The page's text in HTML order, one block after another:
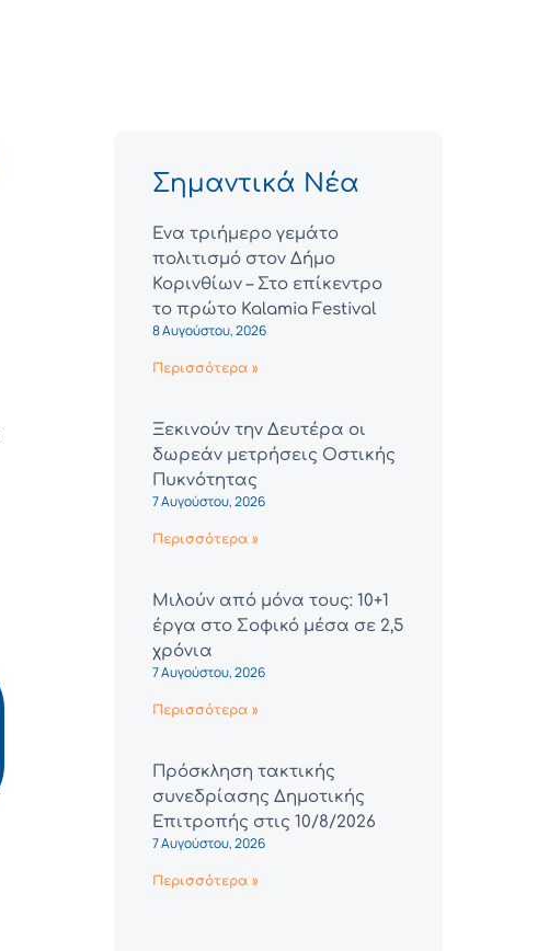
Σημαντικά Νέα
Ένα τριήμερο γεμάτο
πολιτισμό στον Δήμο
Κορινθίων – Στο επίκεντρο
το πρώτο Kalamia Festival
8 Αυγούστου, 2026
Περισσότερα »
Ξεκινούν την Δευτέρα οι
δωρεάν μετρήσεις Οστικής
Πυκνότητας
7 Αυγούστου, 2026
Περισσότερα »
Μιλούν από μόνα τους: 10+1
έργα στο Σοφικό μέσα σε 2,5
χρόνια
7 Αυγούστου, 2026
Περισσότερα »
Πρόσκληση τακτικής
συνεδρίασης Δημοτικής
Επιτροπής στις 10/8/2026
7 Αυγούστου, 2026
Περισσότερα »